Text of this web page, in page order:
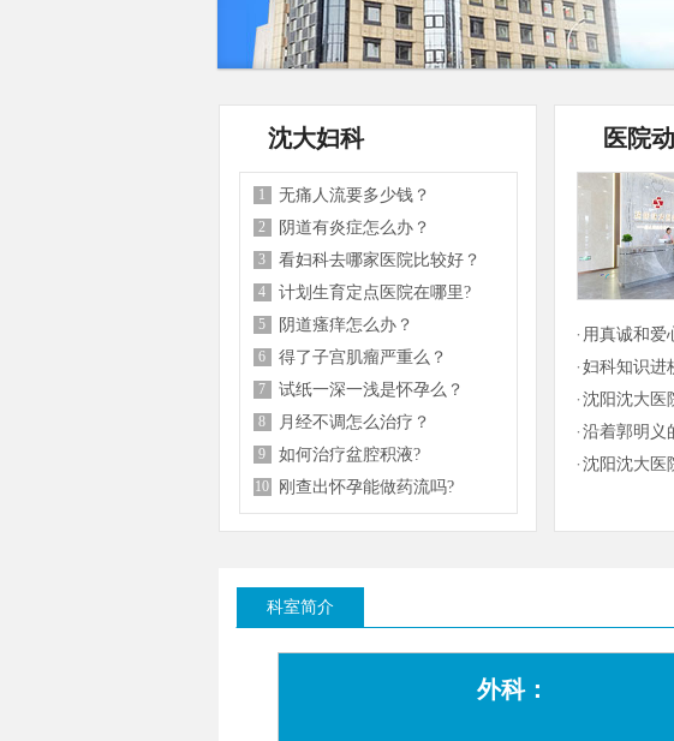
沈大妇科
1 无痛人流要多少钱？
2 阴道有炎症怎么办？
3 看妇科去哪家医院比较好？
4 计划生育定点医院在哪里?
5 阴道瘙痒怎么办？
6 得了子宫肌瘤严重么？
7 试纸一深一浅是怀孕么？
8 月经不调怎么治疗？
9 如何治疗盆腔积液?
10 刚查出怀孕能做药流吗?
医院
用真诚和
妇科知识进
沈阳沈大医
沿着郭明义
沈阳沈大医
科室简介
外科：